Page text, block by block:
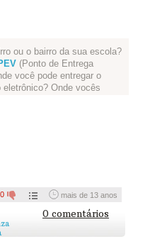
ou o bairro da sua escola?
(Ponto de Entrega
você pode entregar o
Onde vocês
nome para o jornal, o título
jornal para todos da
escolar sobre como o
0 mais de 13 anos
0 comentários